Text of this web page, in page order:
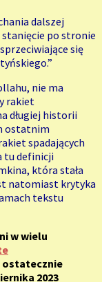
dalszej
po stronie
się
nie ma
rakiet
długiej historii
ostatnim
spadających
tu definicji
która stała
natomiast krytyka
tekstu
w wielu
ostatecznie
2023